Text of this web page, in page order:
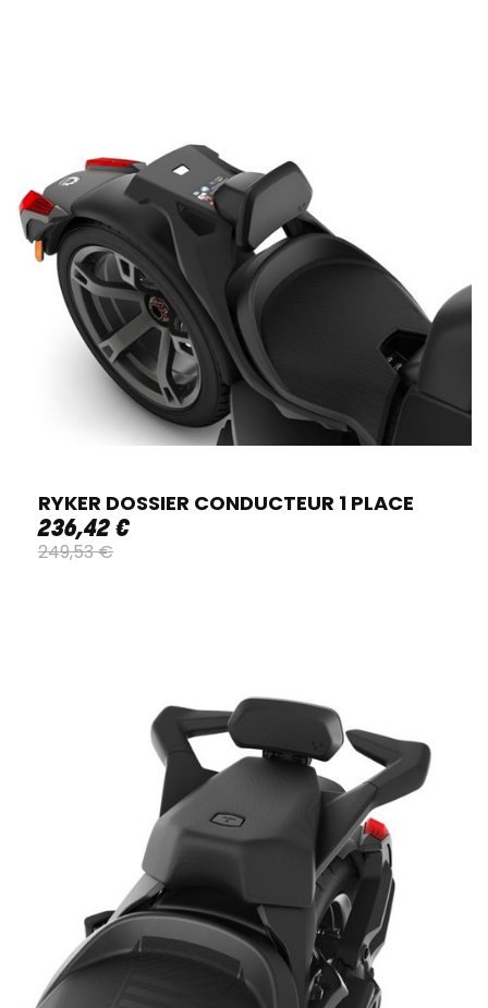
RYKER DOSSIER CONDUCTEUR 1 PLACE
236,42 €
249,53€